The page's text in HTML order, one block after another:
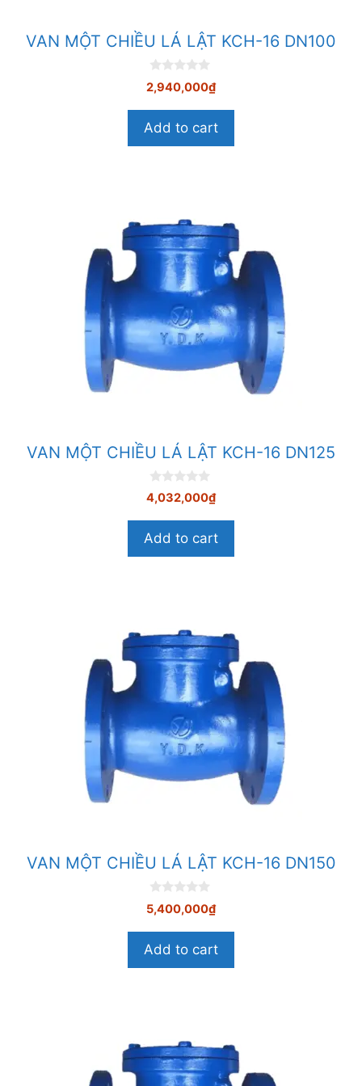
VAN MỘT CHIỀU LÁ LẬT KCH-16 DN100
0
n
à
5
2,940,000₫
Add to cart
VAN MỘT CHIỀU LÁ LẬT KCH-16 DN125
0
n
à
5
4,032,000₫
Add to cart
VAN MỘT CHIỀU LÁ LẬT KCH-16 DN150
0
n
à
5
5,400,000₫
Add to cart